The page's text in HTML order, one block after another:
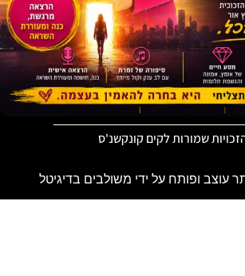
שמורות לקים קונקשנ'ס
ופותח על ידי משולבים בדיגיטל